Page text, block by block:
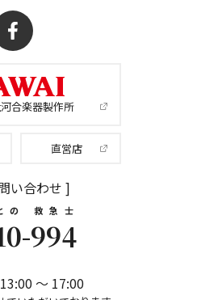
合楽器製作所
直営店
い合わせ ]
の
-994
救急士
～ 17:00